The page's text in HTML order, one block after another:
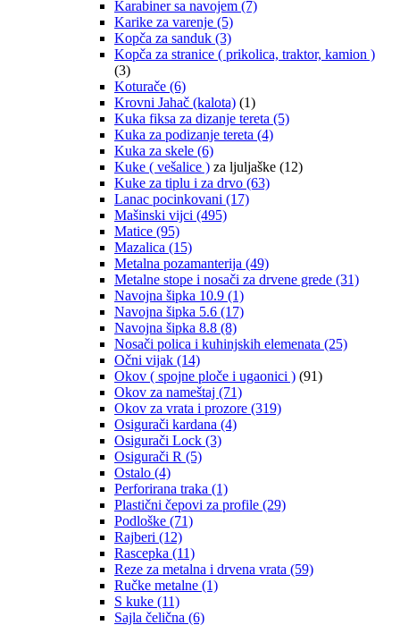
Karabiner sa navojem (7)
Karike za varenje (5)
Kopča za sanduk (3)
Kopča za stranice ( prikolica, traktor, kamion )
(3)
Koturače (6)
Krovni Jahač (kalota) (1)
Kuka fiksa za dizanje tereta (5)
Kuka za podizanje tereta (4)
Kuka za skele (6)
Kuke ( vešalice ) za ljuljaške (12)
Kuke za tiplu i za drvo (63)
Lanac pocinkovani (17)
Mašinski vijci (495)
Matice (95)
Mazalica (15)
Metalna pozamanterija (49)
Metalne stope i nosači za drvene grede (31)
Navojna šipka 10.9 (1)
Navojna šipka 5.6 (17)
Navojna šipka 8.8 (8)
Nosači polica i kuhinjskih elemenata (25)
Očni vijak (14)
Okov ( spojne ploče i ugaonici ) (91)
Okov za nameštaj (71)
Okov za vrata i prozore (319)
Osigurači kardana (4)
Osigurači Lock (3)
Osigurači R (5)
Ostalo (4)
Perforirana traka (1)
Plastični čepovi za profile (29)
Podloške (71)
Rajberi (12)
Rascepka (11)
Reze za metalna i drvena vrata (59)
Ručke metalne (1)
S kuke (11)
Sajla čelična (6)